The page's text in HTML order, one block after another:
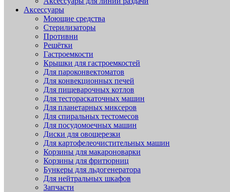
Аксессуары
Моющие средства
Стерилизаторы
Противни
Решётки
Гастроемкости
Крышки для гастроемкостей
Для пароконвектоматов
Для конвекционных печей
Для пищеварочных котлов
Для тестораскаточных машин
Для планетарных миксеров
Для спиральных тестомесов
Для посудомоечных машин
Диски для овощерезки
Для картофелеочистительных машин
Корзины для макароноварки
Корзины для фритюрниц
Бункеры для льдогенератора
Для нейтральных шкафов
Запчасти